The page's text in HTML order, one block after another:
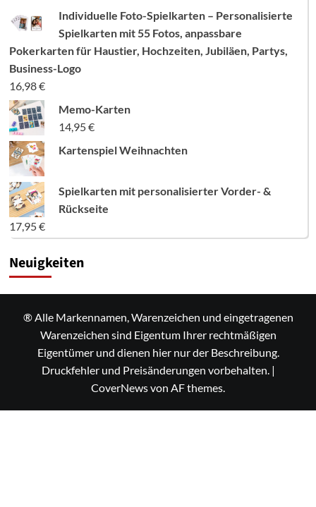
Individuelle Foto-Spielkarten – Personalisierte
Spielkarten mit 55 Fotos, anpassbare
Pokerkarten für Haustier, Hochzeiten, Jubiläen, Partys,
Business-Logo
16,98€
Memo-Karten
14,95€
Kartenspiel Weihnachten
Spielkarten mit personalisierter Vorder- &
Rückseite
17,95€
Neuigkeiten
® Alle Markennamen, Warenzeichen und eingetragenen
Warenzeichen sind Eigentum Ihrer rechtmäßigen
Eigentümer und dienen hier nur der Beschreibung.
Druckfehler und Preisänderungen vorbehalten. |
CoverNewsvon AF themes.